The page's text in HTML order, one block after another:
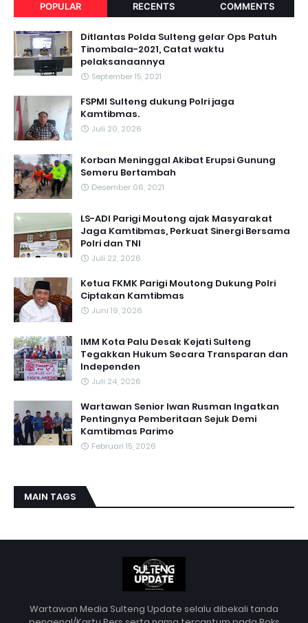
POPULAR RECENTS COMMENTS
Ditlantas Polda Sulteng gelar Ops Patuh
Tinombala-2021, Catat waktu
pelaksanaannya
September 15, 2021
FSPMI Sulteng dukung Polri jaga
Kamtibmas.
Juli 20, 2026
Korban Meninggal Akibat Erupsi Gunung
Semeru Bertambah
Desember 06, 2021
LS-ADI Parigi Moutong ajak Masyarakat
Jaga Kamtibmas, Perkuat Sinergi Bersama
Polri dan TNI
Juli 22, 2026
Ketua FKMK Parigi Moutong Dukung Polri
Ciptakan Kamtibmas
Juni 19, 2026
IMM Kota Palu Desak Kejati Sulteng
Tegakkan Hukum Secara Transparan dan
Independen
Juli 24, 2026
Wartawan Senior Iwan Rusman Ingatkan
Pentingnya Pemberitaan Sejuk Demi
Kamtibmas Parimo
Februari 15, 2026
MAIN TAGS
Wartawan Media Sulteng Update selalu dibekali tanda